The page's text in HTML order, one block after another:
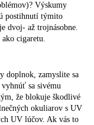
Výskumy
postihnutí týmito
dvoj- až trojnásobne.
cigaretu.
doplnok, zamyslite sa
sa sivému
že blokuje škodlivé
okuliarov s UV
UV lúčov. Ak vás to